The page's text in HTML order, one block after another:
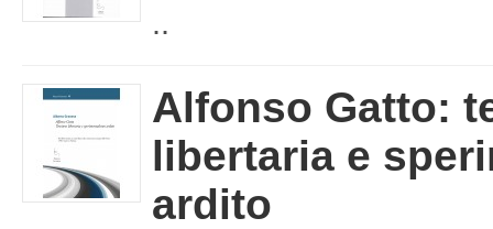
..
Alfonso Gatto:
libertaria e
ardito